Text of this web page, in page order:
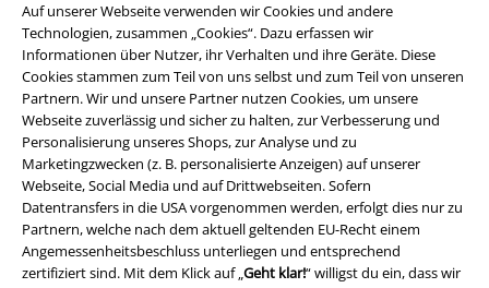
Auf unserer Webseite verwenden wir Cookies und andere
Technologien, zusammen „Cookies“. Dazu erfassen wir
Informationen über Nutzer, ihr Verhalten und ihre Geräte. Diese
Cookies stammen zum Teil von uns selbst und zum Teil von unseren
Partnern. Wir und unsere Partner nutzen Cookies, um unsere
Webseite zuverlässig und sicher zu halten, zur Verbesserung und
Personalisierung unseres Shops, zur Analyse und zu
Marketingzwecken (z. B. personalisierte Anzeigen) auf unserer
Webseite, Social Media und auf Drittwebseiten. Sofern
Datentransfers in die USA vorgenommen werden, erfolgt dies nur zu
Partnern, welche nach dem aktuell geltenden EU-Recht einem
Angemessenheitsbeschluss unterliegen und entsprechend
zertifiziert sind. Mit dem Klick auf „Geht klar!“ willigst du ein, dass wir
EMP App
Lade dir jetzt kostenlos unsere neue EMP App runter und genieße
die vielen neuen Funktionen und Vorteile!